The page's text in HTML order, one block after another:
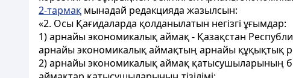
2-тармақ мынадай редакцияда жазылсын:
«2. Осы Қағидаларда қолданылатын негізгі ұғымдар:
1) арнайы экономикалық аймақ - Қазақстан
арнайы экономикалық аймақтың арнайы құқықтық
2) арнайы экономикалық аймақ қатысушыларының